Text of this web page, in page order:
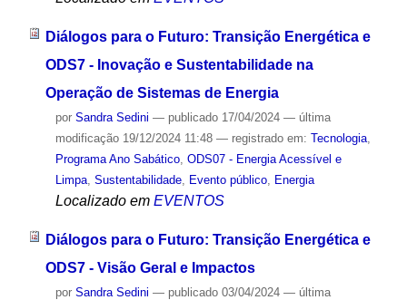
Diálogos para o Futuro: Transição Energética e
ODS7 - Inovação e Sustentabilidade na
Operação de Sistemas de Energia
por Sandra Sedini — publicado17/04/2024 — última
modificação19/12/2024 11:48 — registrado em: Tecnologia,
Programa Ano Sabático, ODS07 - Energia Acessível e
Limpa, Sustentabilidade, Evento público, Energia
Localizado em EVENTOS
Diálogos para o Futuro: Transição Energética e
ODS7 - Visão Geral e Impactos
por Sandra Sedini — publicado03/04/2024 — última